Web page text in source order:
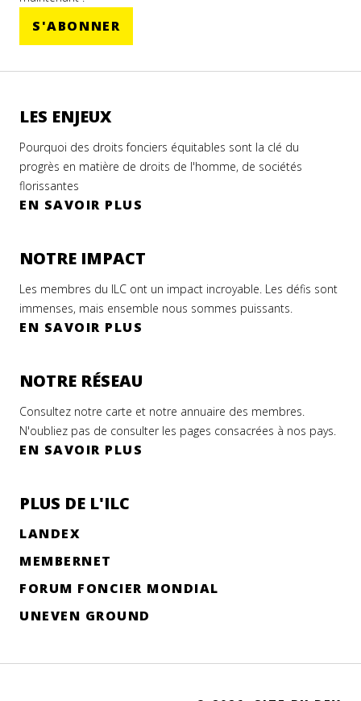
S'ABONNER
LES ENJEUX
Pourquoi des droits fonciers équitables sont la clé du
progrès en matière de droits de l'homme, de sociétés
florissantes
EN SAVOIR PLUS
NOTRE IMPACT
Les membres du ILC ont un impact incroyable. Les défis sont
immenses, mais ensemble nous sommes puissants.
EN SAVOIR PLUS
NOTRE RÉSEAU
Consultez notre carte et notre annuaire des membres.
N'oubliez pas de consulter les pages consacrées à nos pays.
EN SAVOIR PLUS
PLUS DE L'ILC
LANDEX
MEMBERNET
FORUM FONCIER MONDIAL
UNEVEN GROUND